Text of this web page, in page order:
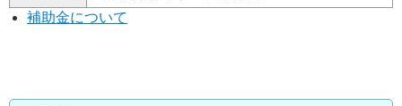
補助金について